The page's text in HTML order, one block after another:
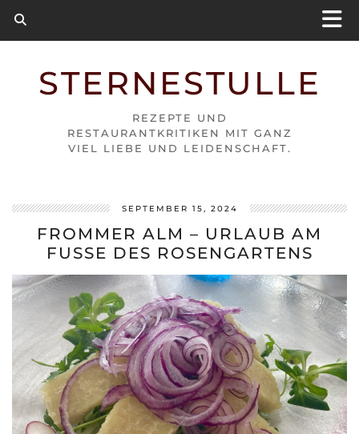
STERNESTULLE
REZEPTE UND
RESTAURANTKRITIKEN MIT GANZ
VIEL LIEBE UND LEIDENSCHAFT.
SEPTEMBER 15, 2024
FROMMER ALM – URLAUB AM
FUSSE DES ROSENGARTENS